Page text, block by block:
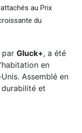
au Prix
du
par Gluck+, a été
en
Assemblé en
et